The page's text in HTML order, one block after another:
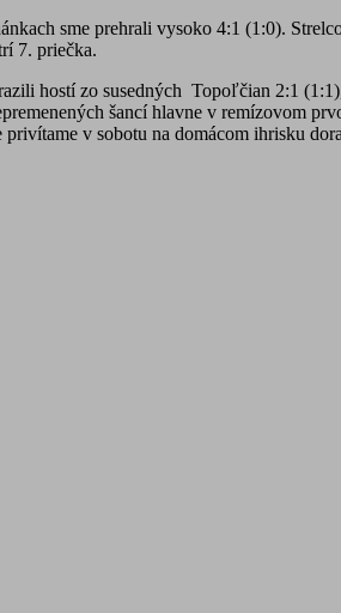
sme prehrali vysoko 4:1 (1:0).
7. priečka.
hostí zo susedných Topoľčian 2:1
šancí hlavne v remízovom
v sobotu na domácom ihrisku